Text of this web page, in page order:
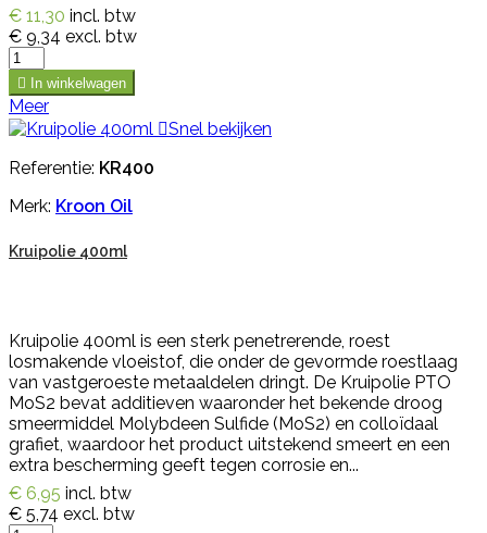
€ 11,30 incl. btw
€ 9,34 excl. btw
 In winkelwagen
Meer
Snel bekijken
Referentie: KR400
Merk: Kroon Oil
Kruipolie 400ml
Kruipolie 400ml is een sterk penetrerende, roest
losmakende vloeistof, die onder de gevormde roestlaag
van vastgeroeste metaaldelen dringt. De Kruipolie PTO
MoS2 bevat additieven waaronder het bekende droog
smeermiddel Molybdeen Sulfide (MoS2) en colloïdaal
grafiet, waardoor het product uitstekend smeert en een
extra bescherming geeft tegen corrosie en...
€ 6,95 incl. btw
€ 5,74 excl. btw